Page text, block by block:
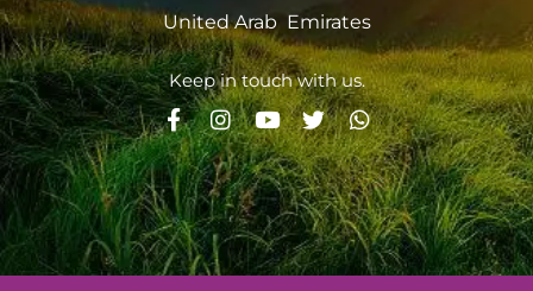
United Arab Emirates
Keep in touch with us.